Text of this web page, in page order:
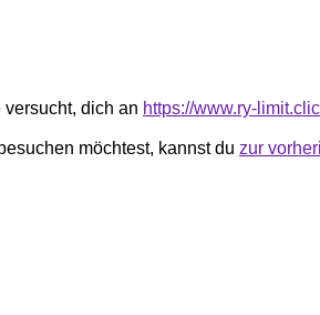
dich an https://www.ry-
möchtest, kannst du zur